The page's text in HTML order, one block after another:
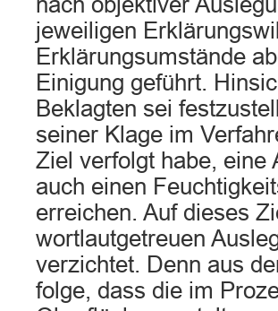
jeweiligen
Erklärungsumstände
Einigung geführt.
Beklagten sei
seiner Klage im
Ziel verfolgt habe, eine
auch einen
erreichen. Auf dieses
wortlautgetreuen
verzichtet. Denn aus
folge, dass die im